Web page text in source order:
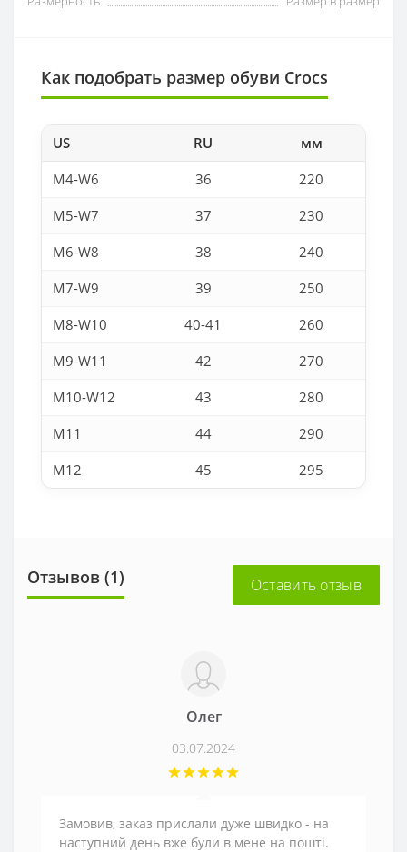
Как подобрать размер обуви Crocs
US RU
мм
M4-W6
36
220
M5-W7
37
230
M6-W8
38
240
M7-W9
39
250
M8-W10
40-41
260
M9-W11
42
270
M10-W12
43
280
M11
44
290
M12
45 295
Отзывов (1) Оставить отзыв
Олег
03.07.2024
Замовив, заказ прислали дуже швидко - на
наступний день вже були в мене на пошті.